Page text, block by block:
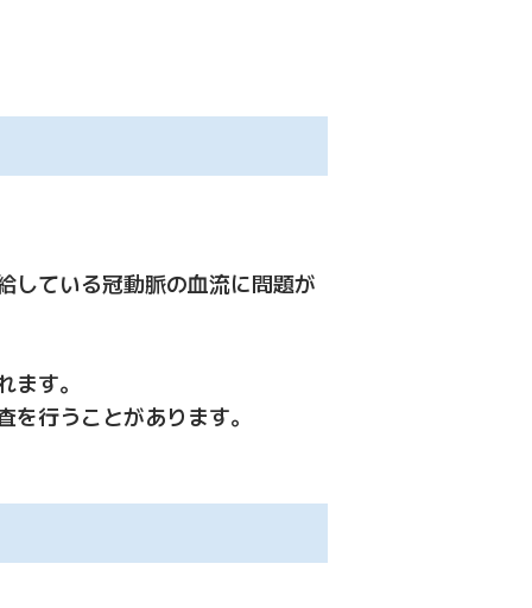
している冠動脈の血流に問題が
す。
行うことがあります。